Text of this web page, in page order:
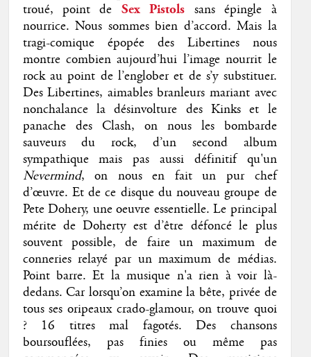
troué, point de Sex Pistols sans épingle à
nourrice. Nous sommes bien d’accord. Mais la
tragi-comique épopée des Libertines nous
montre combien aujourd’hui l’image nourrit le
rock au point de l’englober et de s’y substituer.
Des Libertines, aimables branleurs mariant avec
nonchalance la désinvolture des Kinks et le
panache des Clash, on nous les bombarde
sauveurs du rock, d’un second album
sympathique mais pas aussi définitif qu'un
Nevermind, on nous en fait un pur chef
d’œuvre. Et de ce disque du nouveau groupe de
Pete Dohery, une oeuvre essentielle. Le principal
mérite de Doherty est d’être défoncé le plus
souvent possible, de faire un maximum de
conneries relayé par un maximum de médias.
Point barre. Et la musique n'a rien à voir là-
dedans. Car lorsqu’on examine la bête, privée de
tous ses oripeaux crado-glamour, on trouve quoi
? 16 titres mal fagotés. Des chansons
boursouflées, pas finies ou même pas